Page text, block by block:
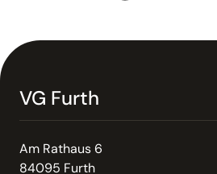
VG Furth
Am Rathaus 6
84095 Furth